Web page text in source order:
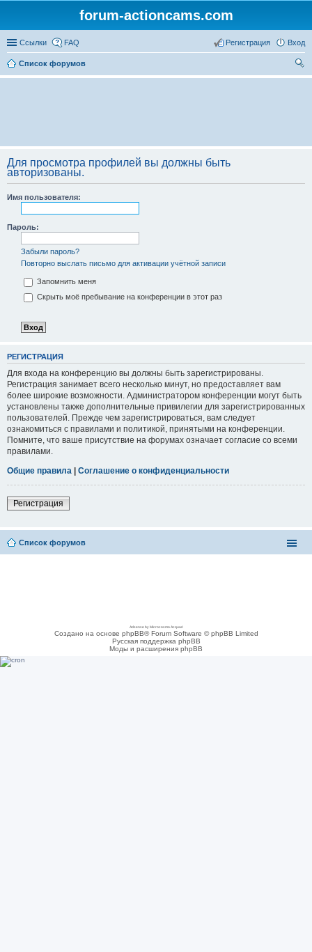
forum-actioncams.com
Ссылки FAQ Вход
Регистрация
Список форумов
ои
Для просмотра профилей вы должны быть
авторизованы.
Имя пользователя:
Пароль:
Забыли пароль?
Повторно выслать письмо для активации учётной записи
Запомнить меня
Скрыть моё пребывание на конференции в этот раз
РЕГИСТРАЦИЯ
Для входа на конференцию вы должны быть зарегистрированы.
Регистрация занимает всего несколько минут, но предоставляет вам
более широкие возможности. Администратором конференции могут быть
установлены также дополнительные привилегии для зарегистрированных
пользователей. Прежде чем зарегистрироваться, вам следует
ознакомиться с правилами и политикой, принятыми на конференции.
Помните, что ваше присутствие на форумах означает согласие со всеми
правилами.
Общие правила | Соглашение о конфиденциальности
Регистрация
Список форумов
Adsense by Microcosmo Acquari
Создано на основе phpBB® Forum Software © phpBB Limited
Русская поддержка phpBB
Моды и расширения phpBB